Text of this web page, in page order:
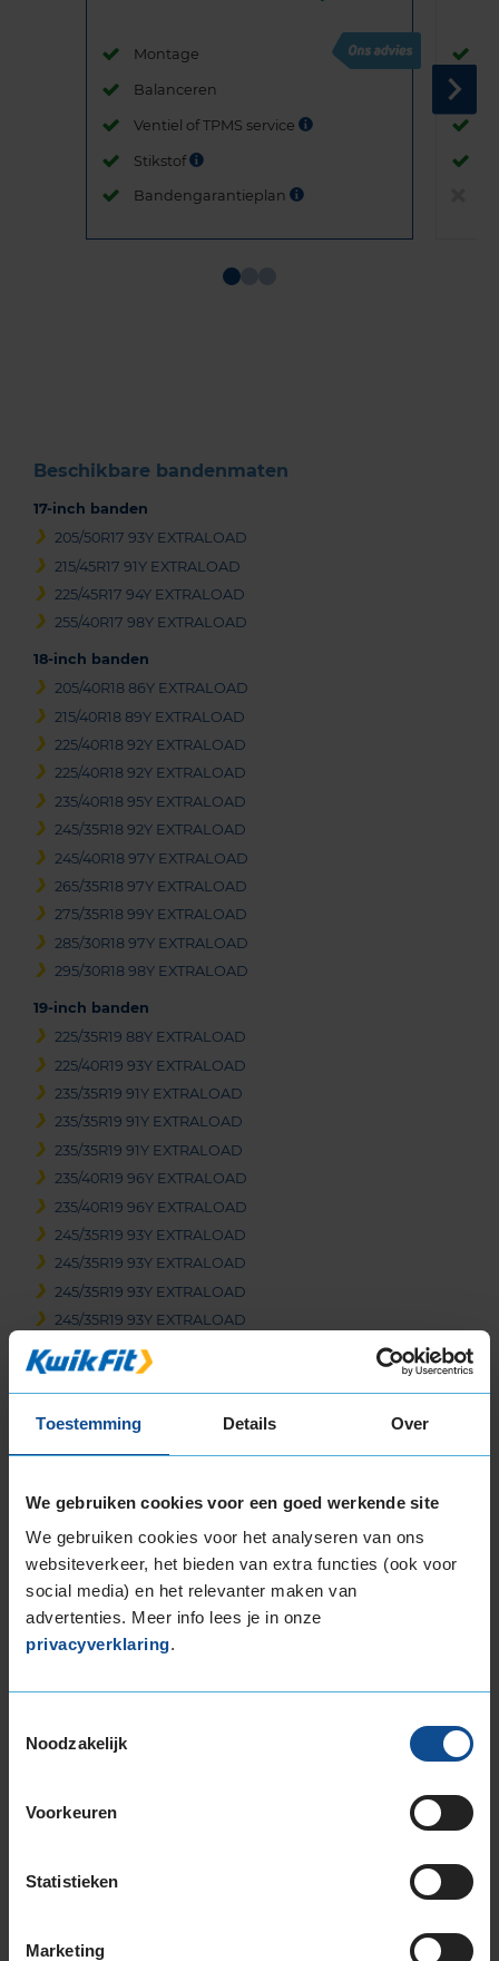
Toestemming Details Over
We gebruiken cookies voor een goed werkende site
We gebruiken cookies voor het analyseren van ons
websiteverkeer, het bieden van extra functies (ook voor
social media) en het relevanter maken van
advertenties. Meer info lees je in onze
privacyverklaring.
Noodzakelijk
Voorkeuren
Statistieken
Marketing
Montage
Balanceren
Ventiel of TPMS service
Stikstof
Bandengarantieplan
Beschikbare bandenmaten
17-inch banden
205/50R17 93Y EXTRALOAD
215/45R17 91Y EXTRALOAD
225/45R17 94Y EXTRALOAD
255/40R17 98Y EXTRALOAD
18-inch banden
205/40R18 86Y EXTRALOAD
215/40R18 89Y EXTRALOAD
225/40R18 92Y EXTRALOAD
225/40R18 92Y EXTRALOAD
235/40R18 95Y EXTRALOAD
245/35R18 92Y EXTRALOAD
245/40R18 97Y EXTRALOAD
265/35R18 97Y EXTRALOAD
275/35R18 99Y EXTRALOAD
285/30R18 97Y EXTRALOAD
295/30R18 98Y EXTRALOAD
19-inch banden
225/35R19 88Y EXTRALOAD
225/40R19 93Y EXTRALOAD
235/35R19 91Y EXTRALOAD
235/35R19 91Y EXTRALOAD
235/35R19 91Y EXTRALOAD
235/40R19 96Y EXTRALOAD
235/40R19 96Y EXTRALOAD
245/35R19 93Y EXTRALOAD
245/35R19 93Y EXTRALOAD
245/35R19 93Y EXTRALOAD
245/35R19 93Y EXTRALOAD
245/40R19 98Y EXTRALOAD
255/30R19 91Y EXTRALOAD
255/35R19 96Y EXTRALOAD
265/30R19 93Y EXTRALOAD
265/35R19 98Y EXTRALOAD
265/35R19 98Y EXTRALOAD
265/35R19 98Y EXTRALOAD
265/35R19 98Y EXTRALOAD
265/35R19 98Y EXTRALOAD
275/35R19 100Y EXTRALOAD
285/35R19 103Y EXTRALOAD
285/35R19 103Y EXTRALOAD